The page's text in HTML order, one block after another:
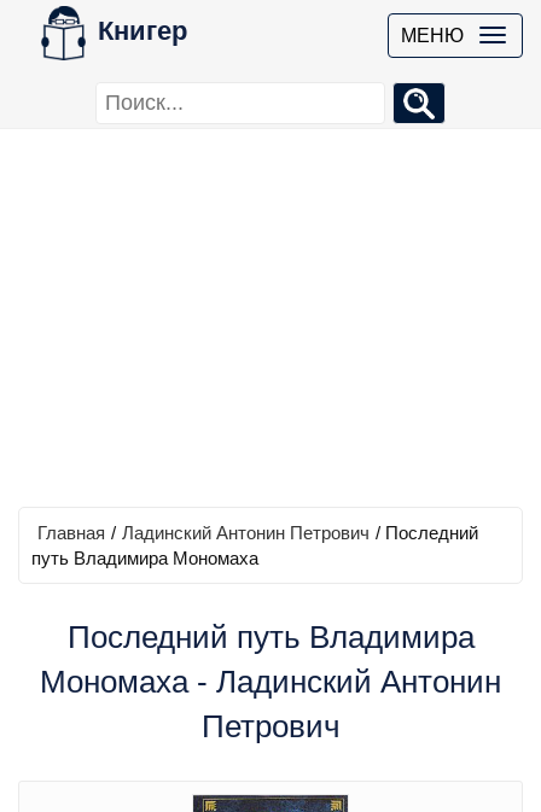
Книгер МЕНЮ
Главная / Ладинский Антонин Петрович / Последний
путь Владимира Мономаха
Последний путь Владимира
Мономаха - Ладинский Антонин
Петрович